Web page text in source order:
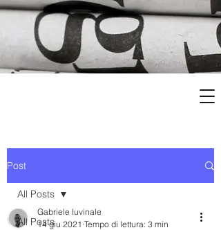
Post
All Posts
All Posts
Gabriele Iuvinale
14 giu 2021 Tempo di lettura: 3 min